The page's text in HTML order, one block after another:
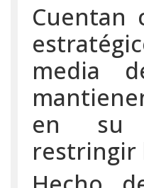
Cuentan
media
en su
restringir